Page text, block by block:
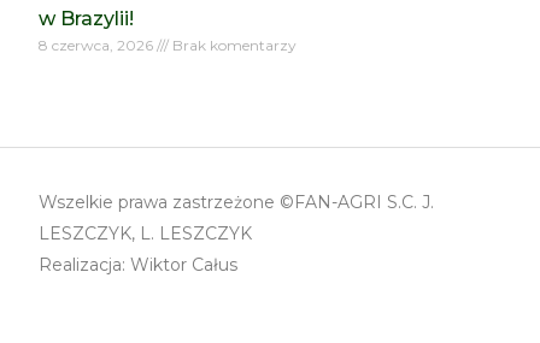
w Brazylii!
8 czerwca, 2026 Brak komentarzy
Wszelkie prawa zastrzeżone ©FAN-AGRI S.C. J.
LESZCZYK, L. LESZCZYK
Realizacja: Wiktor Całus